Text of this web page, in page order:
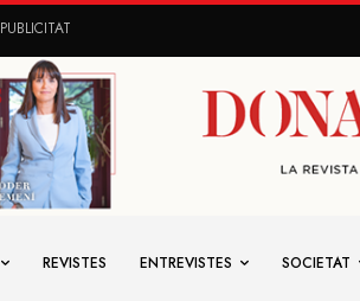
PUBLICITAT
REVISTES ENTREVISTES SOCIETAT